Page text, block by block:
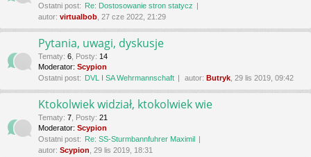
Ostatni post: Re: Dostosowanie stron statycz
autor: virtualbob , 27 cze 2022, 21:29
Pytania, uwagi, dyskusje
Tematy: 6 Posty: 14
Moderator: Scypion
Ostatni post: DVL I SA Wehrmannschaft autor: Butryk , 29 lis 2019, 09:42
Ktokolwiek widział, ktokolwiek wie
Tematy: 7 Posty: 21
Moderator: Scypion
Ostatni post: Re: SS-Sturmbannfuhrer Maximil
autor: Scypion , 29 lis 2019, 18:31